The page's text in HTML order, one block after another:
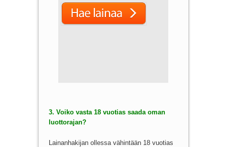
3. Voiko vasta 18 vuotias saada oman
luottorajan?
Lainanhakijan ollessa vähintään 18 vuotias